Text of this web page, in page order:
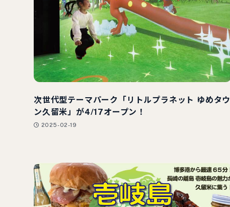
次世代型テーマパーク「リトルプラネット ゆめタウ
ン久留米」が4/17オープン！
2025-02-19